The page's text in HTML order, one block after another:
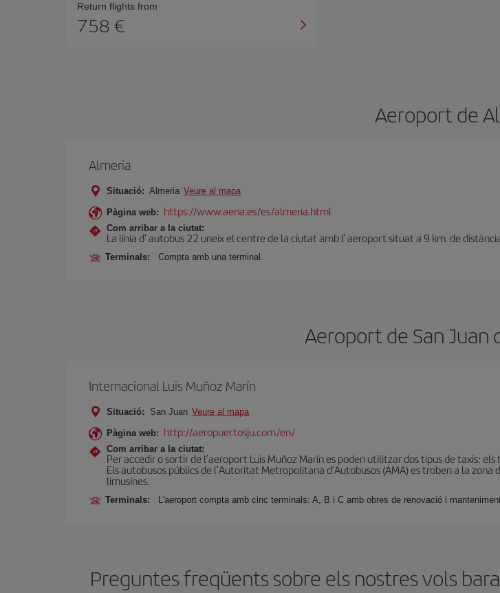
Return flights from
758
Aeroport de
Almeria
Situació: Almeria Veure al mapa
Pàgina web: https://www.aena.es/es/almeria.html
Com arribar a la ciutat:
La línia d' autobus 22 uneix el centre de la ciutat amb l' aeroport situat a 9 km. de
Terminals: Compta amb una terminal.
Aeroport de San Juan
Internacional Luis Muñoz Marín
Situació: San Juan Veure al mapa
Pàgina web: http://aeropuertosju.com/en/
Com arribar a la ciutat:
Per accedir o sortir de l’aeroport Luis Muñoz Marín es poden utilitzar dos tipus de taxis:
Els autobusos públics de l’Autoritat Metropolitana d’Autobusos (AMA) es troben a la
limusines.
Terminals: L'aeroport compta amb cinc terminals: A, B i C amb obres de renovació i
Preguntes freqüents sobre els nostres vols